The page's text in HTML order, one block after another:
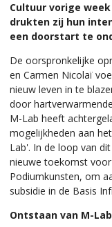
Cultuur vorige
drukten zij hun
een doorstart te
De oorspronkelijke
en Carmen Nicolaï
nieuw leven in te
door
M-Lab heeft
mogelijkheden aan
Lab'. In de loop van
nieuwe toekomst
Podiumkunsten, om
subsidie in de Basis
Ontstaan van M-Lab